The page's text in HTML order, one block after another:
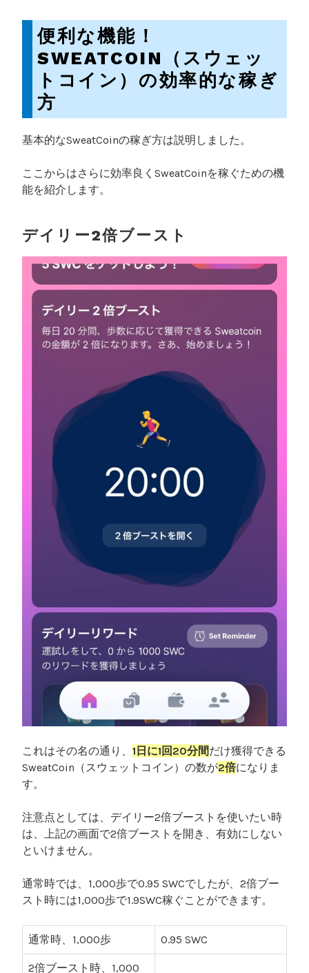
便利な機能！
SWEATCOIN（スウェッ
トコイン）の効率的な稼ぎ
方
基本的なSweatCoinの稼ぎ方は説明しました。
ここからはさらに効率良くSweatCoinを稼ぐための機
能を紹介します。
デイリー2倍ブースト
これはその名の通り、 1日に1回20分間だけ獲得できる
SweatCoin（スウェットコイン）の数が2倍になりま
す。
注意点としては、デイリー2倍ブーストを使いたい時
は、上記の画面で2倍ブーストを開き、有効にしない
といけません。
通常時では、1,000歩で0.95 SWCでしたが、2倍ブー
スト時には1,000歩で1.9SWC稼ぐことができます。
通常時、1,000歩 0.95 SWC
2倍ブースト時、1,000